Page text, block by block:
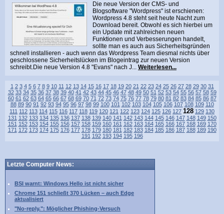
Die neue Version der CMS- und
Blogsoftware "Wordpress" ist erschienen:
Wordpress 4.8 steht seit heute Nacht zum
Download bereit. Obwohl es sich hierbei um
ein Update mit zahlreichen neuen
Funktionen und Verbesserungen handelt,
sollte man es auch aus Sicherheitsgründen
schnell installieren - auch wenn das Wordpress Team diesmal nichts über
geschlossene Sicherheitslücken im Blogeintrag zur neuen Version
schreibt.Die neue Version 4.8 "Evans" nach J... Weiterlesen...
1 2 3 4 5 6 7 8 9 10 11 12 13 14 15 16 17 18 19 20 21 22 23 24 25 26 27 28 29 30 31
32 33 34 35 36 37 38 39 40 41 42 43 44 45 46 47 48 49 50 51 52 53 54 55 56 57 58 59
60 61 62 63 64 65 66 67 68 69 70 71 72 73 74 75 76 77 78 79 80 81 82 83 84 85 86 87
88 89 90 91 92 93 94 95 96 97 98 99 100 101 102 103 104 105 106 107 108 109 110
111 112 113 114 115 116 117 118 119 120 121 122 123 124 125 126 127 128 129 130
131 132 133 134 135 136 137 138 139 140 141 142 143 144 145 146 147 148 149 150
151 152 153 154 155 156 157 158 159 160 161 162 163 164 165 166 167 168 169 170
171 172 173 174 175 176 177 178 179 180 181 182 183 184 185 186 187 188 189 190
191 192 193 194 195 196
Letzte Computer News:
BSI warnt: Windows Hello ist nicht sicher
Chrome 151 schließt 370 Lücken – auch Edge
aktualisiert
"No-reply.": Möglicher Phishing-Versuch